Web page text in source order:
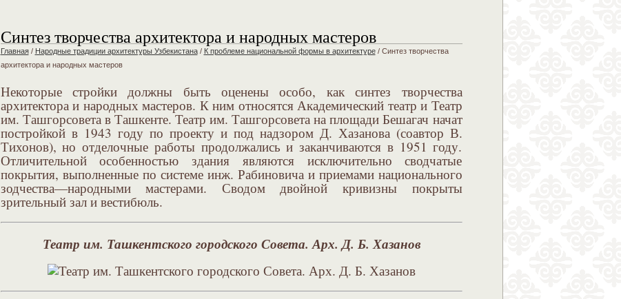
Синтез творчества архитектора и народных мастеров
Главная/ Народные традиции архитектуры Узбекистана/ К проблеме национальной формы в архитектуре/ Синтез творчества
архитектора и народных мастеров
Некоторые стройки должны быть оценены особо, как синтез творчества
архитектора и народных мастеров. К ним относятся Академический театр и Театр
им. Ташгорсовета в Ташкенте. Театр им. Ташгорсовета на площади Бешагач начат
постройкой в 1943 году по проекту и под надзором Д. Хазанова (соавтор В.
Тихонов), но отделочные работы продолжались и заканчиваются в 1951 году.
Отличительной особенностью здания являются исключительно сводчатые
покрытия, выполненные по системе инж. Рабиновича и приемами национального
зодчества—народными мастерами. Сводом двойной кривизны покрыты
зрительный зал и вестибюль.
Театр им. Ташкентского городского Совета. Арх. Д. Б. Хазанов